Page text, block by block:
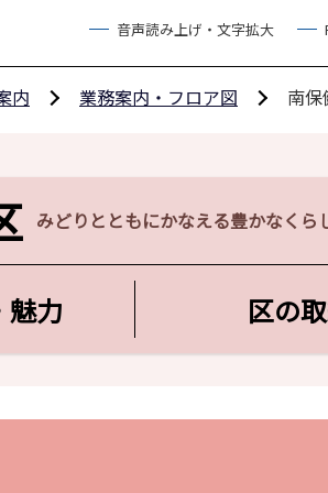
音声読み上げ・文字拡大
内 業務案内・フロア図 南保
みどりとともにかなえる豊かなくら
魅力 区の